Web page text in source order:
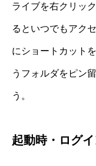
ライブを右クリッ
るといつでもアク
にショートカット
うフォルダをピン
う。
起動時・ログ